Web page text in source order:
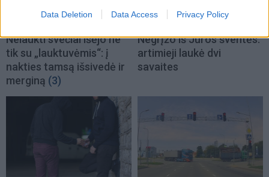
Data Deletion Data Access Privacy Policy
Nelaukti svečiai išėjo ne
tik su „lauktuvėmis“: į
nakties tamsą išsivedė ir
merginą (3)
Kriminalai
Negrįžo iš Jūros šventės:
artimieji laukė dvi
savaites